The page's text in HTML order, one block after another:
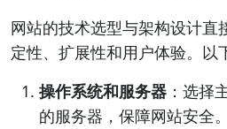
网站的技术选型与架构设计直
定性、扩展性和用户体验。以
操作系统和服务器 ：选择
的服务器，保障网站安全。